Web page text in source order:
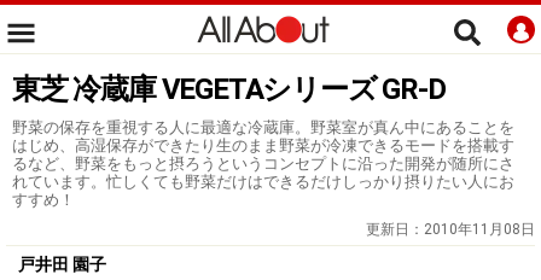
東芝 冷蔵庫 VEGETAシリーズ GR-D
野菜の保存を重視する人に最適な冷蔵庫。野菜室が真ん中にあることを
はじめ、高湿保存ができたり生のまま野菜が冷凍できるモードを搭載す
るなど、野菜をもっと摂ろうというコンセプトに沿った開発が随所にさ
れています。忙しくても野菜だけはできるだけしっかり摂りたい人にお
すすめ！
更新日： 2010年11月08日
戸井田 園子